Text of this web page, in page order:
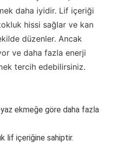
daha iyidir. Lif içeriği
hissi sağlar ve kan
düzenler. Ancak
ve daha fazla enerji
tercih edebilirsiniz.
ekmeğe göre daha fazla
lif içeriğine sahiptir.